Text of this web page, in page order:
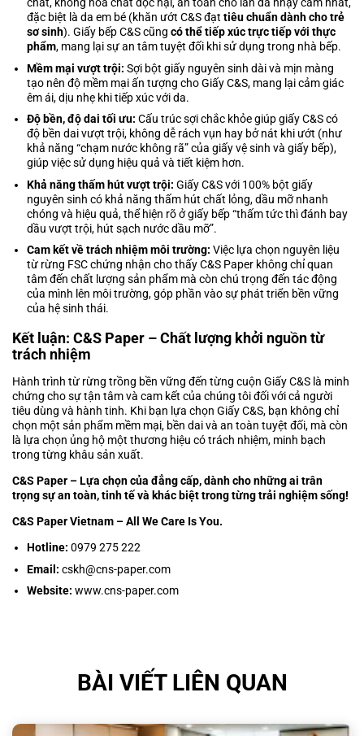
chất, không hóa chất độc hại, an toàn cho làn da nhạy cảm nhất,
đặc biệt là da em bé (khăn ướt C&S đạttiêu chuẩn dành cho trẻ
sơ sinh). Giấy bếp C&S cũngcó thể tiếp xúc trực tiếp với thực
phẩm, mang lại sự an tâm tuyệt đối khi sử dụng trong nhà bếp.
Mềm mại vượt trội: Sợi bột giấy nguyên sinh dài và mịn màng
tạo nên độ mềm mại ấn tượng cho Giấy C&S, mang lại cảm giác
êm ái, dịu nhẹ khi tiếp xúc với da.
Độ bền, độ dai tối ưu: Cấu trúc sợi chắc khỏe giúp giấy C&S có
độ bền dai vượt trội, không dễ rách vụn hay bở nát khi ướt (như
khả năng “chạm nước không rã” của giấy vệ sinh và giấy bếp),
giúp việc sử dụng hiệu quả và tiết kiệm hơn.
Khả năng thấm hút vượt trội: Giấy C&S với 100% bột giấy
nguyên sinh có khả năng thấm hút chất lỏng, dầu mỡ nhanh
chóng và hiệu quả, thể hiện rõ ở giấy bếp “thấm tức thì đánh bay
dầu vượt trội, hút sạch nước dầu mỡ”.
Cam kết về trách nhiệm môi trường: Việc lựa chọn nguyên liệu
từ rừng FSC chứng nhận cho thấy C&S Paper không chỉ quan
tâm đến chất lượng sản phẩm mà còn chú trọng đến tác động
của mình lên môi trường, góp phần vào sự phát triển bền vững
của hệ sinh thái.
Kết luận: C&S Paper – Chất lượng khởi nguồn từ
trách nhiệm
Hành trình từ rừng trồng bền vững đến từng cuộn Giấy C&S là minh
chứng cho sự tận tâm và cam kết của chúng tôi đối với cả người
tiêu dùng và hành tinh. Khi bạn lựa chọn Giấy C&S, bạn không chỉ
chọn một sản phẩm mềm mại, bền dai và an toàn tuyệt đối, mà còn
là lựa chọn ủng hộ một thương hiệu có trách nhiệm, minh bạch
trong từng khâu sản xuất.
C&S Paper – Lựa chọn của đẳng cấp, dành cho những ai trân
trọng sự an toàn, tinh tế và khác biệt trong từng trải nghiệm sống!
C&S Paper Vietnam – All We Care Is You.
Hotline: 0979 275 222
Email: cskh@cns-paper.com
Website: www.cns-paper.com
BÀI VIẾT LIÊN QUAN